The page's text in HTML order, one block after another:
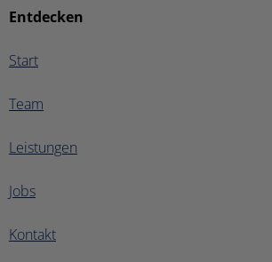
Entdecken
Start
Team
Leistungen
Jobs
Kontakt